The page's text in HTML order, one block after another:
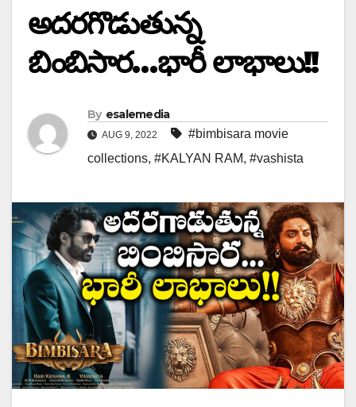
అదరగొడుతున్న
బింబిసార…భారీ లాభాలు!!
By esalemedia
AUG 9, 2022
#bimbisara movie
collections, #KALYAN RAM, #vashista